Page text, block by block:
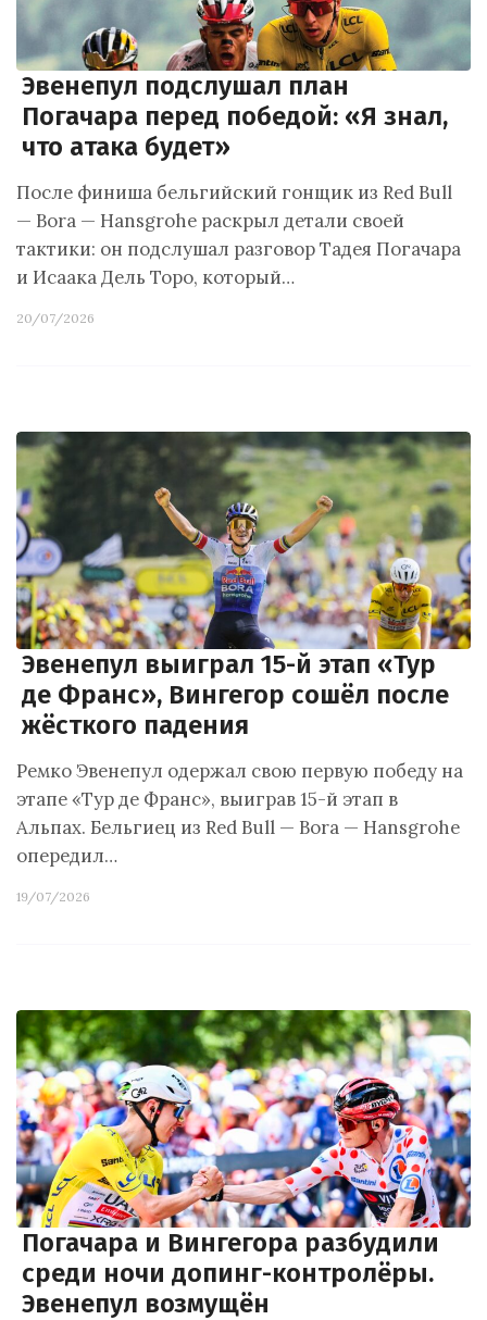
Эвенепул подслушал план
Погачара перед победой: «Я знал,
что атака будет»
После финиша бельгийский гонщик из Red Bull
— Bora — Hansgrohe раскрыл детали своей
тактики: он подслушал разговор Тадея Погачара
и Исаака Дель Торо, который…
20/07/2026
Эвенепул выиграл 15-й этап «Тур
де Франс», Вингегор сошёл после
жёсткого падения
Ремко Эвенепул одержал свою первую победу на
этапе «Тур де Франс», выиграв 15-й этап в
Альпах. Бельгиец из Red Bull — Bora — Hansgrohe
опередил…
19/07/2026
Погачара и Вингегора разбудили
среди ночи допинг-контролёры.
Эвенепул возмущён